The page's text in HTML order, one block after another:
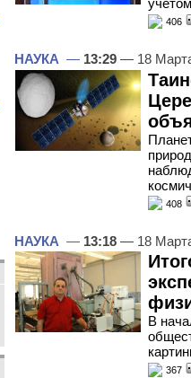
406
НАУКА — 13:29 — 18
408
НАУКА — 13:18 — 18
В
367